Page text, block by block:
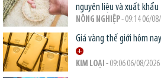
nguyên liệu và xuất khẩu
NÔNG NGHIỆP- 09:14 06/
Giá vàng thế giới hôm
KIM LOẠI - 09:06 06/08/2026